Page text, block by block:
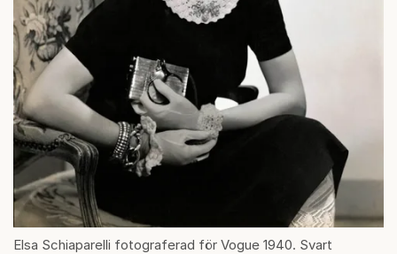
Elsa Schiaparelli fotograferad för Vogue 1940. Svart